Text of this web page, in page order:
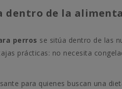
dentro de la
perros se sitúa dentro de las
prácticas: no necesita
para quienes buscan una